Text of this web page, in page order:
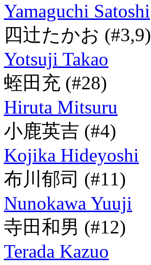
Yamaguchi Satoshi
四辻たかお (#3,9)
Yotsuji Takao
蛭田充 (#28)
Hiruta Mitsuru
小鹿英吉 (#4)
Kojika Hideyoshi
布川郁司 (#11)
Nunokawa Yuuji
寺田和男 (#12)
Terada Kazuo